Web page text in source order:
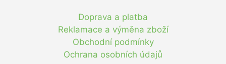
Doprava a platba
Reklamace a výměna zboží
Obchodní podmínky
Ochrana osobních údajů